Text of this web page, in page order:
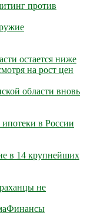
против
остается ниже
на рост цен
области вновь
в России
в 14 крупнейших
не
Финансы